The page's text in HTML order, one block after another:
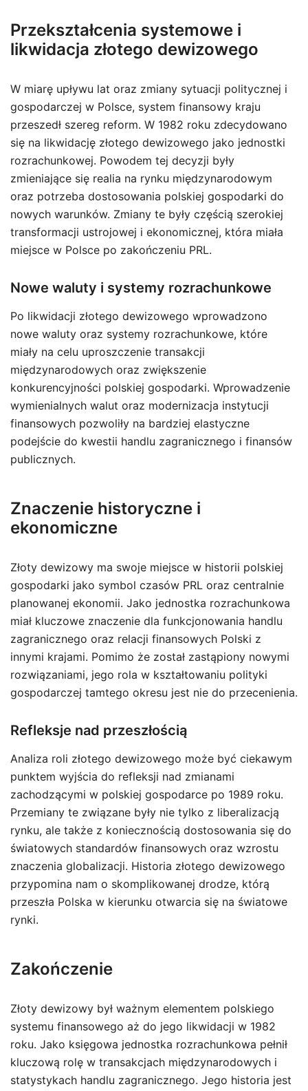
Przekształcenia systemowe i
likwidacja złotego dewizowego
W miarę upływu lat oraz zmiany sytuacji politycznej i
gospodarczej w Polsce, system finansowy kraju
przeszedł szereg reform. W 1982 roku zdecydowano
się na likwidację złotego dewizowego jako jednostki
rozrachunkowej. Powodem tej decyzji były
zmieniające się realia na rynku międzynarodowym
oraz potrzeba dostosowania polskiej gospodarki do
nowych warunków. Zmiany te były częścią szerokiej
transformacji ustrojowej i ekonomicznej, która miała
miejsce w Polsce po zakończeniu PRL.
Nowe waluty i systemy rozrachunkowe
Po likwidacji złotego dewizowego wprowadzono
nowe waluty oraz systemy rozrachunkowe, które
miały na celu uproszczenie transakcji
międzynarodowych oraz zwiększenie
konkurencyjności polskiej gospodarki. Wprowadzenie
wymienialnych walut oraz modernizacja instytucji
finansowych pozwoliły na bardziej elastyczne
podejście do kwestii handlu zagranicznego i finansów
publicznych.
Znaczenie historyczne i
ekonomiczne
Złoty dewizowy ma swoje miejsce w historii polskiej
gospodarki jako symbol czasów PRL oraz centralnie
planowanej ekonomii. Jako jednostka rozrachunkowa
miał kluczowe znaczenie dla funkcjonowania handlu
zagranicznego oraz relacji finansowych Polski z
innymi krajami. Pomimo że został zastąpiony nowymi
rozwiązaniami, jego rola w kształtowaniu polityki
gospodarczej tamtego okresu jest nie do przecenienia.
Refleksje nad przeszłością
Analiza roli złotego dewizowego może być ciekawym
punktem wyjścia do refleksji nad zmianami
zachodzącymi w polskiej gospodarce po 1989 roku.
Przemiany te związane były nie tylko z liberalizacją
rynku, ale także z koniecznością dostosowania się do
światowych standardów finansowych oraz wzrostu
znaczenia globalizacji. Historia złotego dewizowego
przypomina nam o skomplikowanej drodze, którą
przeszła Polska w kierunku otwarcia się na światowe
rynki.
Zakończenie
Złoty dewizowy był ważnym elementem polskiego
systemu finansowego aż do jego likwidacji w 1982
roku. Jako księgowa jednostka rozrachunkowa pełnił
kluczową rolę w transakcjach międzynarodowych i
statystykach handlu zagranicznego. Jego historia jest